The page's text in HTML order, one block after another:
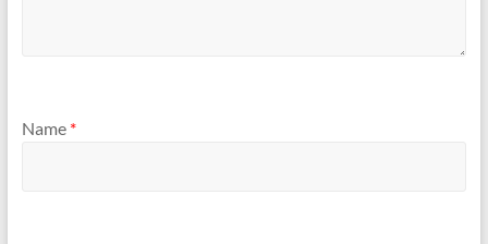
Name *